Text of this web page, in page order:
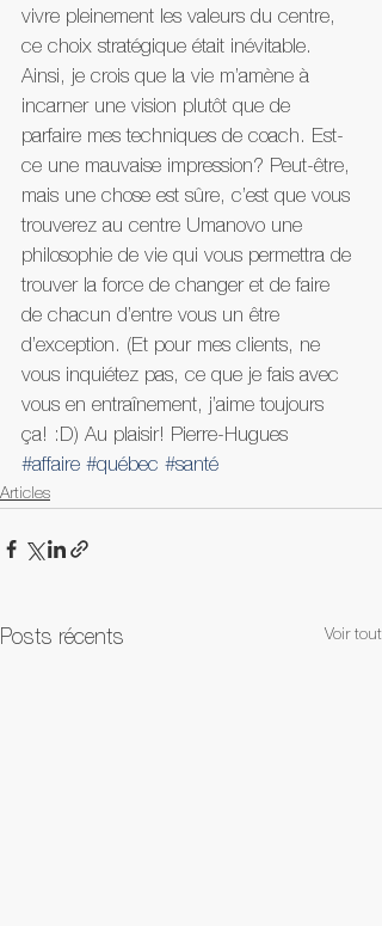
vivre pleinement les valeurs du centre,
ce choix stratégique était inévitable.
Ainsi, je crois que la vie m’amène à
incarner une vision plutôt que de
parfaire mes techniques de coach. Est-
ce une mauvaise impression? Peut-être,
mais une chose est sûre, c’est que vous
trouverez au centre Umanovo une
philosophie de vie qui vous permettra de
trouver la force de changer et de faire
de chacun d’entre vous un être
d’exception. (Et pour mes clients, ne
vous inquiétez pas, ce que je fais avec
vous en entraînement, j’aime toujours
ça! :D) Au plaisir! Pierre-Hugues
#affaire #québec #santé
Articles
Posts récents Voir tout